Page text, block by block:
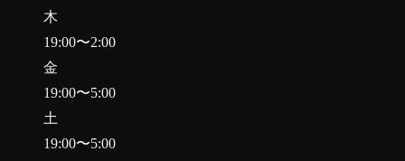
木
19:00〜2:00
金
19:00〜5:00
土
19:00〜5:00